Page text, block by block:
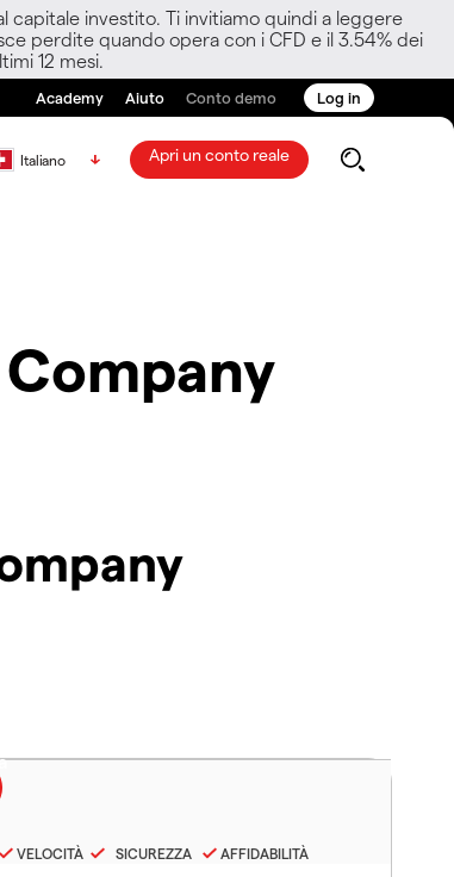
investito. Ti invitiamo quindi a leggere
perdite quando opera con i CFD e il 3.54% dei
12 mesi.
Academy Aiuto Conto demo Log in
Italiano Apri un conto reale
VELOCITÀ SICUREZZA AFFIDABILITÀ